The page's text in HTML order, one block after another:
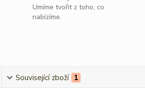
Umíme tvořit z toho, co
nabízíme.
Související zboží 1